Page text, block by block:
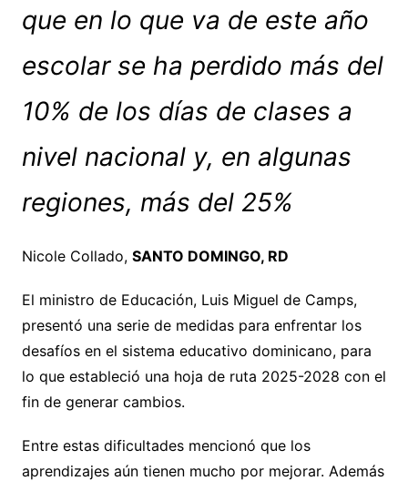
que en lo que va de este año
escolar se ha perdido más del
10% de los días de clases a
nivel nacional y, en algunas
regiones, más del 25%
Nicole Collado, SANTO DOMINGO, RD
El ministro de Educación, Luis Miguel de Camps,
presentó una serie de medidas para enfrentar los
desafíos en el sistema educativo dominicano, para
lo que estableció una hoja de ruta 2025-2028 con el
fin de generar cambios.
Entre estas dificultades mencionó que los
aprendizajes aún tienen mucho por mejorar. Además